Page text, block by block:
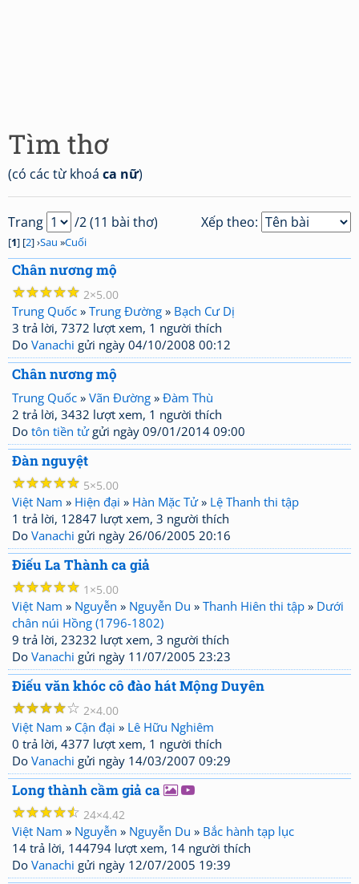
Tìm thơ
(có các từ khoá ca nữ)
Xếp theo:
Trang /2 (11 bài thơ)
[1] [2] ›Sau »Cuối
Chân nương mộ
☆
☆
☆
☆
☆ 2 5.00
Trung Quốc » Trung Đường » Bạch Cư Dị
3 trả lời, 7372 lượt xem, 1 người thích
Do Vanachi gửi ngày 04/10/2008 00:12
Chân nương mộ
Trung Quốc » Vãn Đường » Đàm Thù
2 trả lời, 3432 lượt xem, 1 người thích
Do tôn tiền tửgửi ngày 09/01/2014 09:00
Đàn nguyệt
☆
☆
☆
☆
☆ 5 5.00
Việt Nam » Hiện đại » Hàn Mặc Tử» Lệ Thanh thi tập
1 trả lời, 12847 lượt xem, 3 người thích
Do Vanachi gửi ngày 26/06/2005 20:16
Điếu La Thành ca giả
☆
☆
☆
☆
☆ 1 5.00
Việt Nam » Nguyễn » Nguyễn Du » Thanh Hiên thi tập » Dưới
chân núi Hồng (1796-1802)
9 trả lời, 23232 lượt xem, 3 người thích
Do Vanachi gửi ngày 11/07/2005 23:23
Điếu văn khóc cô đào hát Mộng Duyên
☆
☆
☆
☆
☆ 2 4.00
Việt Nam » Cận đại » Lê Hữu Nghiêm
0 trả lời, 4377 lượt xem, 1 người thích
Do Vanachi gửi ngày 14/03/2007 09:29
Long thành cầm giả ca
☆
☆
☆
☆
☆ 24 4.42
Việt Nam » Nguyễn » Nguyễn Du » Bắc hành tạp lục
14 trả lời, 144794 lượt xem, 14 người thích
Do Vanachi gửi ngày 12/07/2005 19:39